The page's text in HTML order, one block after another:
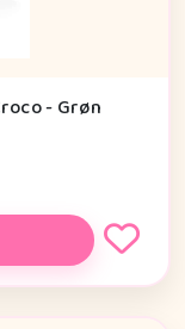
- Grøn